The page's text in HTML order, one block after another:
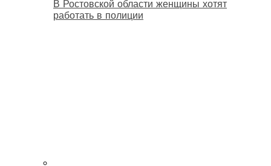
В Ростовской области женщины хотят
работать в полиции